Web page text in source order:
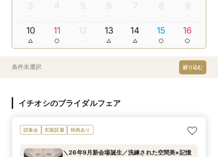
3 4 5 6 7 8 9
10 11 12 13 14 15 16
条件未選択 絞り込む
イチオシのブライダルフェア
試食会 衣装試着 特典あり
＼26年9月新会場誕生／洗練された空間美×記憶